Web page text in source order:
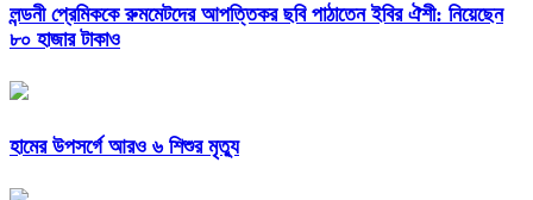
লন্ডনী প্রেমিককে রুমমেটদের আপত্তিকর ছবি পাঠাতেন ইবির ঐশী: নিয়েছেন
৮০ হাজার টাকাও
হামের উপসর্গে আরও ৬ শিশুর মৃত্যু